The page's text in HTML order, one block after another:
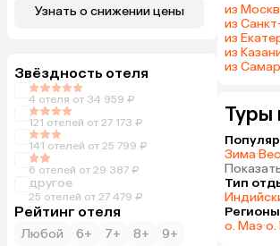
Узнать о снижении цены
Звёздность отеля
4 отеля от 34 959 ₽
121 отелей от 27 173 ₽
141 отелей от 25 799 ₽
6 отелей от 29 387 ₽
другое
25 отелей от 27 479 ₽
Рейтинг отеля
Любой 6+ 7+ 8+ 9+
из
из
из
из
из
Туры
Зима·
Тип
Регионы
о. Маэ·о.